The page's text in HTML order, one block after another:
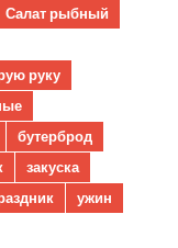
Салат рыбный
руку
бутерброд
закуска
ужин